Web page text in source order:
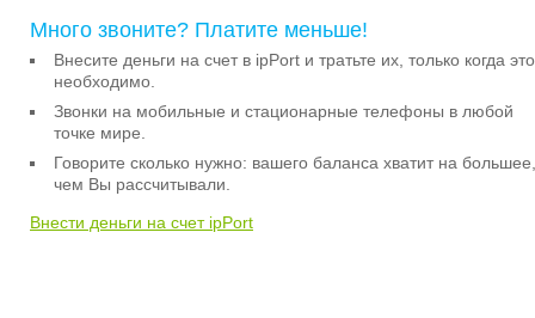
Много звоните? Платите меньше!
Внесите деньги на счет в ipPort и тратьте их, только когда это
необходимо.
Звонки на мобильные и стационарные телефоны в любой
точке мире.
Говорите сколько нужно: вашего баланса хватит на большее,
чем Вы рассчитывали.
Внести деньги на счет ipPort